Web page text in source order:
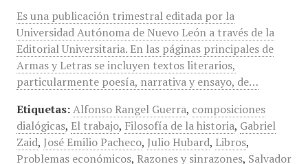
Es una publicación trimestral editada por la
Universidad Autónoma de Nuevo León a través de la
Editorial Universitaria. En las páginas principales de
Armas y Letras se incluyen textos literarios,
particularmente poesía, narrativa y ensayo, de…
Etiquetas: Alfonso Rangel Guerra, composiciones
dialógicas, El trabajo, Filosofía de la historia, Gabriel
Zaid, José Emilio Pacheco, Julio Hubard, Libros,
Problemas económicos, Razones y sinrazones, Salvador